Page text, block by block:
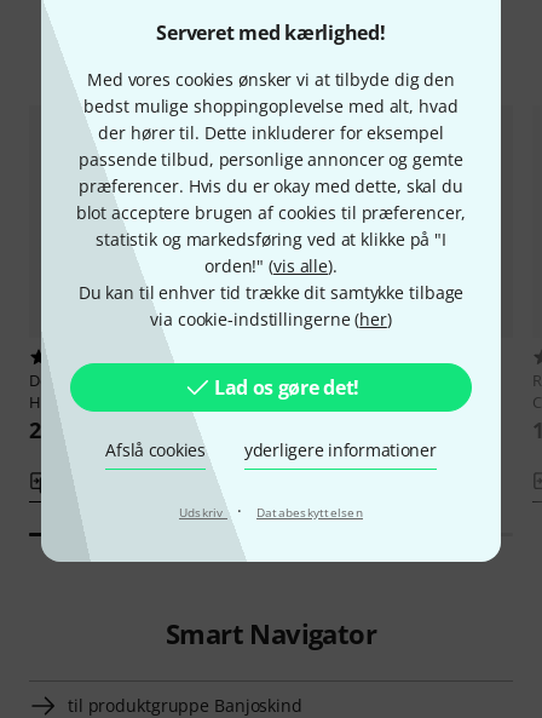
Serveret med kærlighed!
Med vores cookies ønsker vi at tilbyde dig den
bedst mulige shoppingoplevelse med alt, hvad
der hører til. Dette inkluderer for eksempel
passende tilbud, personlige annoncer og gemte
præferencer. Hvis du er okay med dette, skal du
blot acceptere brugen af cookies til præferencer,
statistik og markedsføring ved at klikke på "I
orden!" (vis alle).
Du kan til enhver tid trække dit samtykke tilbage
via cookie-indstillingerne (her)
Lad os gøre det!
Afslå cookies yderligere informationer
Udskriv · Databeskyttelsen
Deering
11" Top Frost HC Banjo
Head
258 kr
Remo11" Medium Collar Banjo
Head
Smart Navigator
til produktgruppe Banjoskind